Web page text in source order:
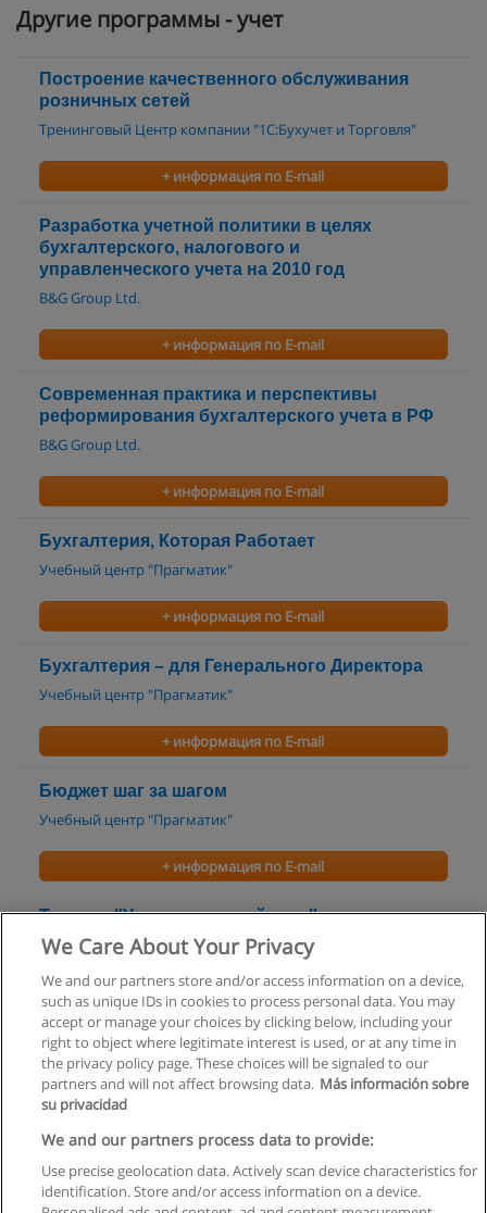
Другие программы - учет
Построение качественного обслуживания
розничных сетей
Тренинговый Центр компании "1С:Бухучет и Торговля"
+ информация по E-mail
Разработка учетной политики в целях
бухгалтерского, налогового и
управленческого учета на 2010 год
B&G Group Ltd.
+ информация по E-mail
Современная практика и перспективы
реформирования бухгалтерского учета в РФ
B&G Group Ltd.
+ информация по E-mail
Бухгалтерия, Которая Работает
Учебный центр "Прагматик"
+ информация по E-mail
Бухгалтерия – для Генерального Директора
Учебный центр "Прагматик"
+ информация по E-mail
Бюджет шаг за шагом
Учебный центр "Прагматик"
+ информация по E-mail
Тренинг ″Управленческий учет″
НОУ "Городской Центр Дополнительного
+ информация по E-mail
Правила пользования
Конфиденциальность информации
We Care About Your Privacy
We and our partners store and/or access information on a device,
such as unique IDs in cookies to process personal data. You may
accept or manage your choices by clicking below, including your
right to object where legitimate interest is used, or at any time in
the privacy policy page. These choices will be signaled to our
partners and will not affect browsing data. Más información sobre
su privacidad
We and our partners process data to provide:
Use precise geolocation data. Actively scan device characteristics for
identification. Store and/or access information on a device.